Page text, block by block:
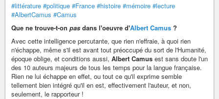
#littérature #politique #France #histoire #mémoire #lecture
#AlbertCamus #Camus
Que ne trouve-t-on pas dans l'oeuvre d'Albert Camus ?
Avec cette intelligence percutante, que rien n'effraie, à quoi rien
n'échappe, même s'il est avant tout préoccupé du sort de l'Humanité,
époque oblige, et conditions aussi, Albert Camus est sans doute l'un
des 10 auteurs majeurs de tous les temps pour la langue française.
Rien ne lui échappe en effet, ou tout ce qu'il exprime semble
tellement bien intégré qu'il en est, effectivement l'auteur, et non,
seulement, le rapporteur !